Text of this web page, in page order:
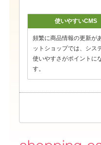
使いやすいCMS
頻繁に商品情報の更新が
ットショップでは、シス
使いやすさがポイントに
す。